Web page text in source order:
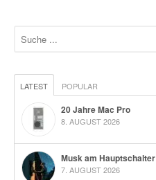
LATEST POPULAR
20 Jahre Mac Pro
8. AUGUST 2026
Musk am Hauptschalter
7. AUGUST 2026